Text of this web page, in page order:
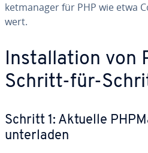
ket­ma­na­ger für PHP wie etwa
wert.
In­stal­la­ti­on von
Schritt-für-
Schritt 1: Aktuelle
un­ter­la­den